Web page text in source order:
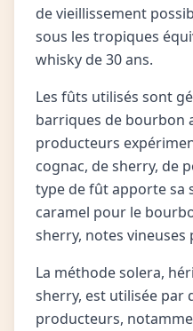
de vieillissement
sous les tropiques
whisky de 30 ans.
Les fûts utilisés sont
barriques de bourbon
producteurs
cognac, de sherry, de
type de fût apporte sa
caramel pour le
sherry, notes
La méthode solera,
sherry, est utilisée par
producteurs,